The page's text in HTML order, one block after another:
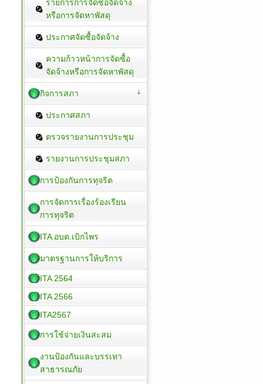
รายการการจัดซื้อจัดจ้าง
หรือการจัดหาพัสดุ
ประกาศจัดซื้อจัดจ้าง
ความก้าวหน้าการจัดซื้อ
จัดจ้างหรือการจัดหาพัสดุ
กิจการสภา
ประกาศสภา
ตรวจรายงานการประชุม
รายงานการประชุมสภา
การป้องกันการทุจริต
การจัดการเรื่องร้องเรียน
การทุจริต
ITA อบต.เบิกไพร
มาตรฐานการให้บริการ
ITA 2564
ITA 2566
ITA2567
การใช้จ่ายเงินสะสม
งานป้องกันและบรรเทา
สาธารณภัย